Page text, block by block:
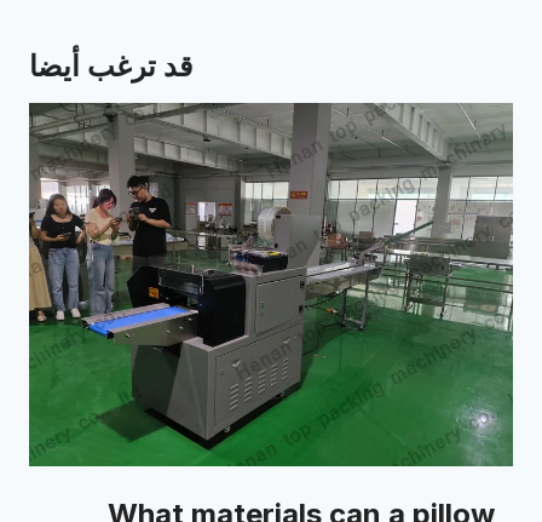
قد ترغب أيضا
What materials can a pillow